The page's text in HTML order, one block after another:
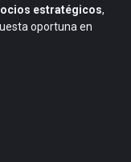
estratégicos,
oportuna en